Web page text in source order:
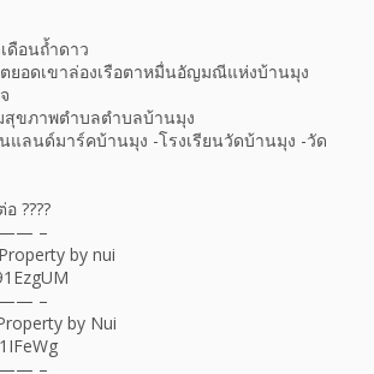
ดือนถ้ำดาว
ยอดเขาล่องเรือตาหมื่นอัญมณีแห่งบ้านมุง
สุขภาพตำบลตำบลบ้านมุง
แลนด์มาร์คบ้านมุง -โรงเรียนวัดบ้านมุง -วัด
????
–
by nui
–
by Nui
–